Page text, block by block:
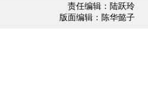
责任编辑：陆跃玲
版面编辑：陈华懿子